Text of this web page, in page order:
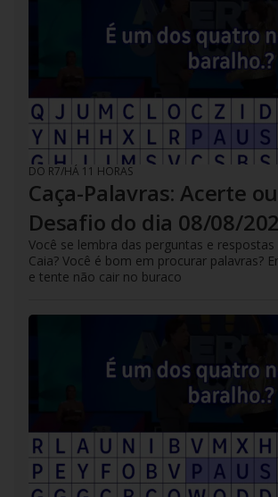
DO R7/HÁ 11 HORAS
Caça-Palavras: Acerte
Desafio do dia 08/08/
Você se lembra das perguntas e
Caia? Você é bom em procurar palavras?
e tente não cair no buraco